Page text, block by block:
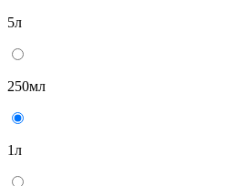
5л
250мл
1л